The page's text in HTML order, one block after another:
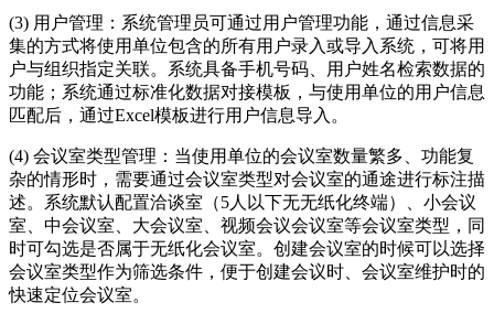
(3) 用户管理：系统管理员可通过用户管理功能，通过信息采
集的方式将使用单位包含的所有用户录入或导入系统，可将用
户与组织指定关联。系统具备手机号码、用户姓名检索数据的
功能；系统通过标准化数据对接模板，与使用单位的用户信息
匹配后，通过Excel模板进行用户信息导入。
(4) 会议室类型管理：当使用单位的会议室数量繁多、功能复
杂的情形时，需要通过会议室类型对会议室的通途进行标注描
述。系统默认配置洽谈室（5人以下无无纸化终端）、小会议
室、中会议室、大会议室、视频会议会议室等会议室类型，同
时可勾选是否属于无纸化会议室。创建会议室的时候可以选择
会议室类型作为筛选条件，便于创建会议时、会议室维护时的
快速定位会议室。